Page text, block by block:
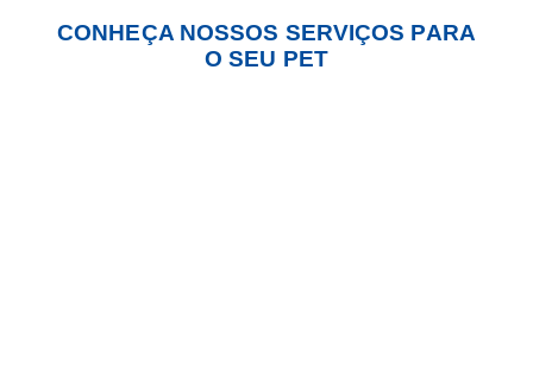
CONHEÇA NOSSOS SERVIÇOS PARA
O SEU PET